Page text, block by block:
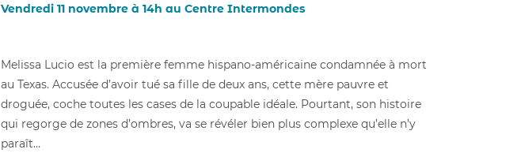
Vendredi 11 novembre à 14h au Centre Intermondes
Melissa Lucio est la première femme hispano-américaine condamnée à mort
au Texas. Accusée d’avoir tué sa fille de deux ans, cette mère pauvre et
droguée, coche toutes les cases de la coupable idéale. Pourtant, son histoire
qui regorge de zones d’ombres, va se révéler bien plus complexe qu’elle n’y
paraît…